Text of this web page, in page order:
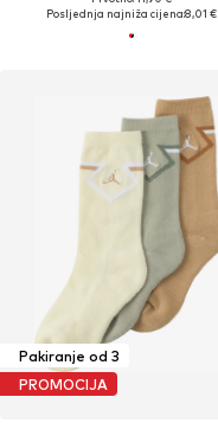
Posljednja najniža cijena:8,01 €
Pakiranje od 3
PROMOCIJA